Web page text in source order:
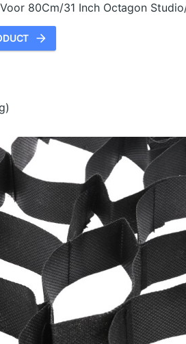
80Cm/31 Inch Octagon